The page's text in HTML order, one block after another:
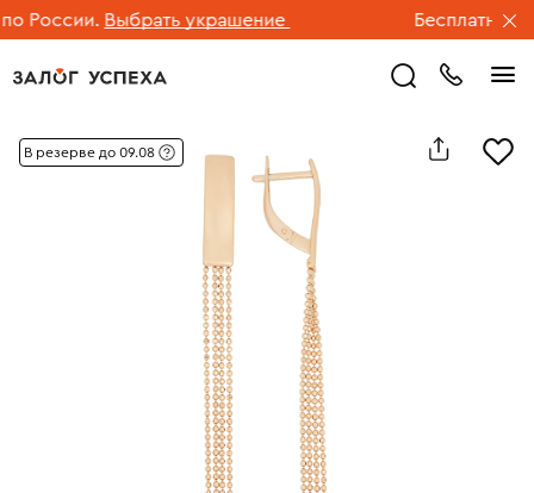
России. Выбрать украшение Бесплатная
В резерве до 09.08